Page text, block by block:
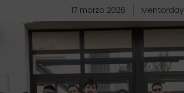
17 marzo 2026 Mentorday